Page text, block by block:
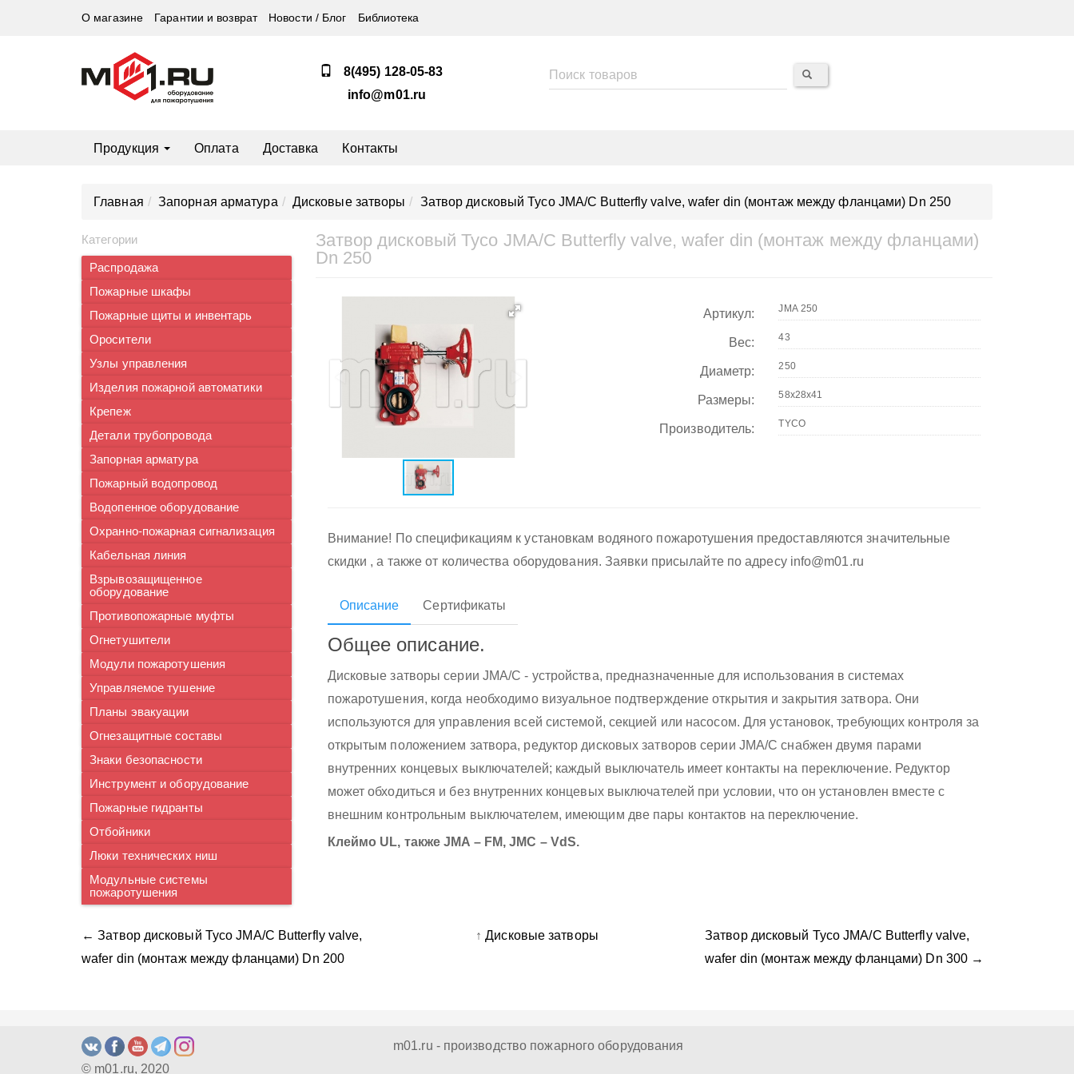
О магазине Гарантии и возврат Новости / Блог Библиотека
8(495) 128-05-83
info@m01.ru
Продукция Оплата Доставка Контакты
Главная Запорная арматура Дисковые затворы Затвор дисковый Tyco JMA/C Butterfly valve, wafer din (монтаж между фланцами) Dn 250
Категории
Распродажа
Пожарные шкафы
Пожарные щиты и инвентарь
Оросители
Узлы управления
Изделия пожарной автоматики
Крепеж
Детали трубопровода
Запорная арматура
Пожарный водопровод
Водопенное оборудование
Охранно-пожарная сигнализация
Кабельная линия
Взрывозащищенное
оборудование
Противопожарные муфты
Огнетушители
Модули пожаротушения
Управляемое тушение
Планы эвакуации
Огнезащитные составы
Знаки безопасности
Инструмент и оборудование
Пожарные гидранты
Отбойники
Люки технических ниш
Модульные системы
пожаротушения
Затвор дисковый Tyco JMA/C Butterfly valve, wafer din (монтаж между фланцами)
Dn 250
Артикул:
Вес:
Диаметр:
Размеры:
Производитель:
Внимание! По спецификациям к установкам водяного пожаротушения предоставляются значительные
скидки , а также от количества оборудования. Заявки присылайте по адресу info@m01.ru
Описание Сертификаты
Общее описание.
Дисковые затворы серии JMA/C - устройства, предназначенные для использования в системах
пожаротушения, когда необходимо визуальное подтверждение открытия и закрытия затвора. Они
используются для управления всей системой, секцией или насосом. Для установок, требующих контроля за
открытым положением затвора, редуктор дисковых затворов серии JMA/C снабжен двумя парами
внутренних концевых выключателей; каждый выключатель имеет контакты на переключение. Редуктор
может обходиться и без внутренних концевых выключателей при условии, что он установлен вместе с
внешним контрольным выключателем, имеющим две пары контактов на переключение.
Клеймо UL, также JMA – FM, JMC – VdS.
← Затвор дисковый Tyco JMA/C Butterfly valve,
wafer din (монтаж между фланцами) Dn 200
↑Дисковые затворы
Затвор дисковый Tyco JMA/C Butterfly valve,
wafer din (монтаж между фланцами) Dn 300 →
© m01.ru, 2020
m01.ru - производство пожарного оборудования